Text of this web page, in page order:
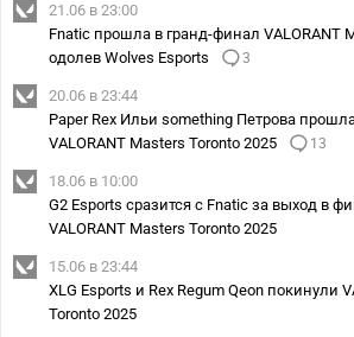
21.06 в 23:00
Fnatic прошла в гранд-финал VALORANT
одолев Wolves Esports
3
20.06 в 23:44
Paper Rex Ильи something Петрова
VALORANT Masters Toronto 2025
13
18.06 в 10:00
G2 Esports сразится с Fnatic за выход в
VALORANT Masters Toronto 2025
15.06 в 23:44
XLG Esports и Rex Regum Qeon покинули
Toronto 2025